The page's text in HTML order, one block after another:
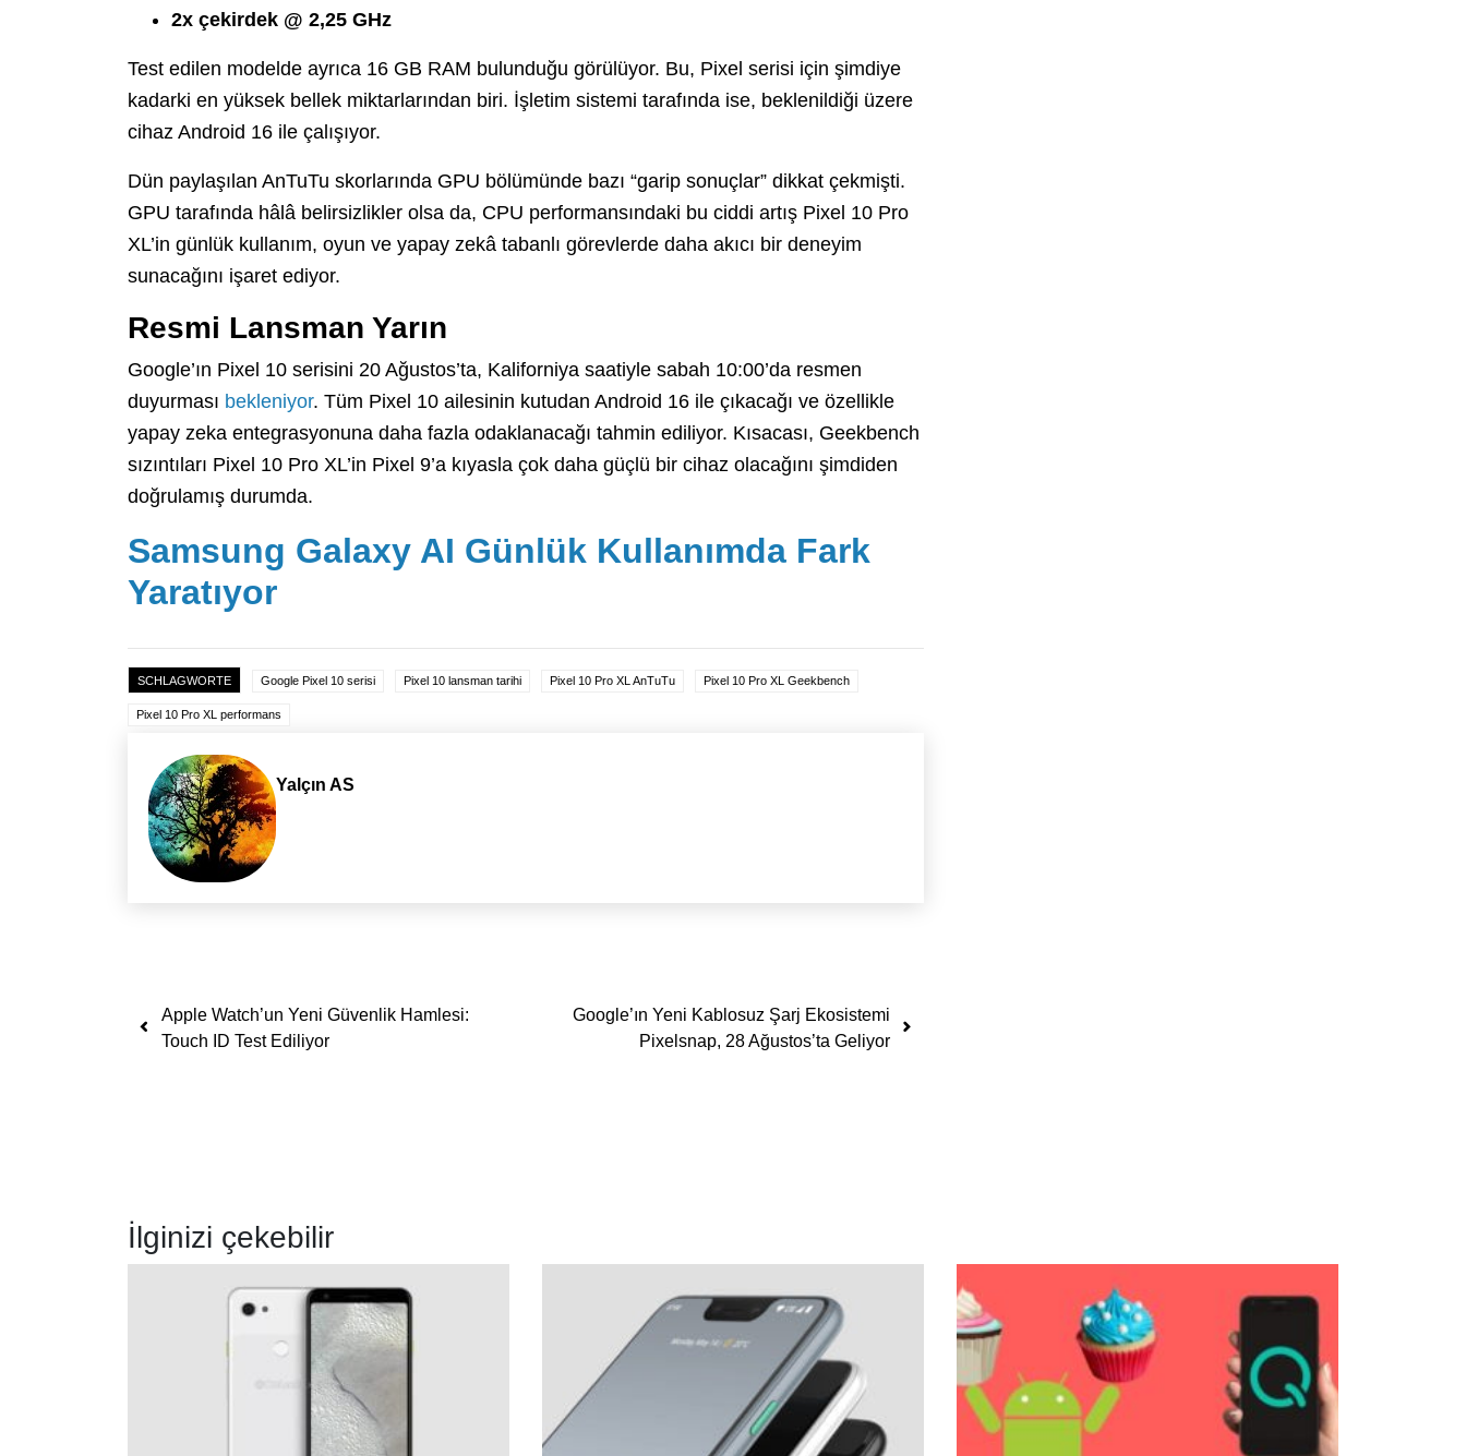
2x çekirdek @ 2,25 GHz
Test edilen modelde ayrıca 16 GB RAM bulunduğu görülüyor. Bu, Pixel serisi için şimdiye
kadarki en yüksek bellek miktarlarından biri. İşletim sistemi tarafında ise, beklenildiği üzere
cihaz Android 16 ile çalışıyor.
Dün paylaşılan AnTuTu skorlarında GPU bölümünde bazı “garip sonuçlar” dikkat çekmişti.
GPU tarafında hâlâ belirsizlikler olsa da, CPU performansındaki bu ciddi artış Pixel 10 Pro
XL’in günlük kullanım, oyun ve yapay zekâ tabanlı görevlerde daha akıcı bir deneyim
sunacağını işaret ediyor.
Resmi Lansman Yarın
Google’ın Pixel 10 serisini 20 Ağustos’ta, Kaliforniya saatiyle sabah 10:00’da resmen
duyurması bekleniyor. Tüm Pixel 10 ailesinin kutudan Android 16 ile çıkacağı ve özellikle
yapay zeka entegrasyonuna daha fazla odaklanacağı tahmin ediliyor. Kısacası, Geekbench
sızıntıları Pixel 10 Pro XL’in Pixel 9’a kıyasla çok daha güçlü bir cihaz olacağını şimdiden
doğrulamış durumda.
Samsung Galaxy AI Günlük Kullanımda Fark
Yaratıyor
SCHLAGWORTE Google Pixel 10 serisi Pixel 10 lansman tarihi Pixel 10 Pro XL AnTuTu Pixel 10 Pro XL Geekbench
Pixel 10 Pro XL performans
Yalçın AS
Yazı dolaşımı
Apple Watch’un Yeni Güvenlik Hamlesi:
Touch ID Test Ediliyor
Google’ın Yeni Kablosuz Şarj Ekosistemi
Pixelsnap, 28 Ağustos’ta Geliyor
İlginizi çekebilir